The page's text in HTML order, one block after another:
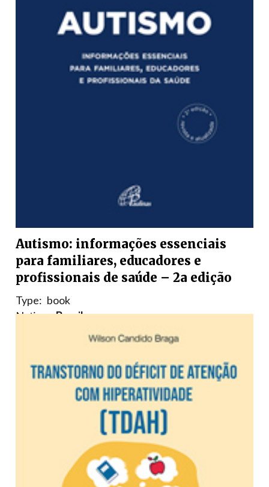
Autismo: informações essenciais
para familiares, educadores e
profissionais de saúde – 2a edição
Type: book
Nation: Brasile